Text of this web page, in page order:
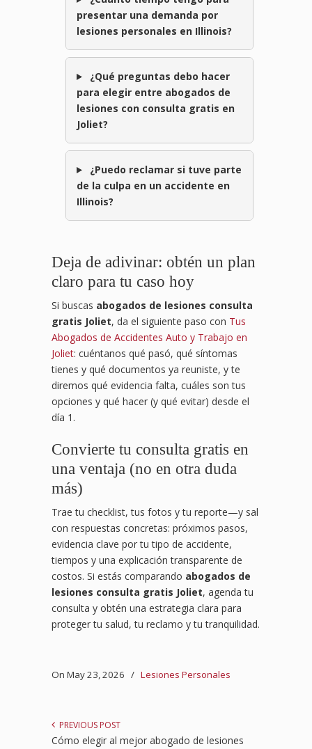
presentar una demanda por
lesiones personales en Illinois?
¿Qué preguntas debo hacer
para elegir entre abogados de
lesiones con consulta gratis en
Joliet?
¿Puedo reclamar si tuve parte
de la culpa en un accidente en
Illinois?
Deja de adivinar: obtén un plan
claro para tu caso hoy
Si buscas abogados de lesiones consulta
gratis Joliet, da el siguiente paso con Tus
Abogados de Accidentes Auto y Trabajo en
Joliet: cuéntanos qué pasó, qué síntomas
tienes y qué documentos ya reuniste, y te
diremos qué evidencia falta, cuáles son tus
opciones y qué hacer (y qué evitar) desde el
día 1.
Convierte tu consulta gratis en
una ventaja (no en otra duda
más)
Trae tu checklist, tus fotos y tu reporte—y sal
con respuestas concretas: próximos pasos,
evidencia clave por tu tipo de accidente,
tiempos y una explicación transparente de
costos. Si estás comparando abogados de
lesiones consulta gratis Joliet, agenda tu
consulta y obtén una estrategia clara para
proteger tu salud, tu reclamo y tu tranquilidad.
On May 23, 2026 / Lesiones Personales
PREVIOUS POST
Cómo elegir al mejor abogado de lesiones